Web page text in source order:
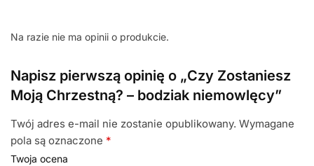
Na razie nie ma opinii o produkcie.
Napisz pierwszą opinię o „Czy Zostaniesz
Moją Chrzestną? – bodziak niemowlęcy”
Twój adres e-mail nie zostanie opublikowany. Wymagane
pola są oznaczone *
Twoja ocena